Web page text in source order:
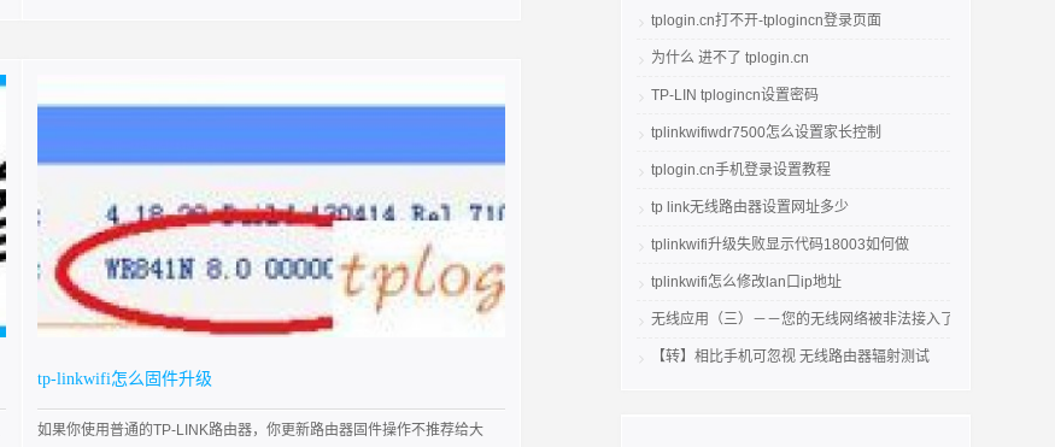
tp-linkwifi怎么固件升级
如果你使用普通的TP-LINK路由器，你更新路由器固件操作不推荐给大
tplogin.cn打不开-tplogincn登录页面
为什么 进不了 tplogin.cn
TP-LIN tplogincn设置密码
tplinkwifiwdr7500怎么设置家长控制
tplogin.cn手机登录设置教程
tp link无线路由器设置网址多少
tplinkwifi升级失败显示代码18003如何做
tplinkwifi怎么修改lan口ip地址
无线应用（三）－－您的无线网络被非法接入了吗
【转】相比手机可忽视 无线路由器辐射测试